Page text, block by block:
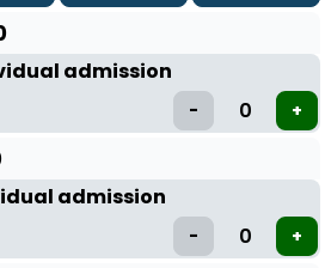
admission
admission